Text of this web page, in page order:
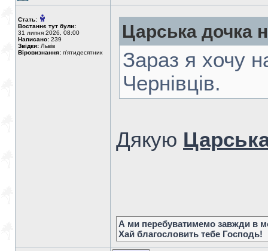
Стать:
Востаннє тут були:
31 липня 2026, 08:00
Написано: 239
Звідки: Львів
Віровизнання: п'ятидесятник
Царська дочка
Зараз я хочу
Чернівців.
Дякую
А ми перебуватимемо завжди в
Хай благословить тебе Господь!